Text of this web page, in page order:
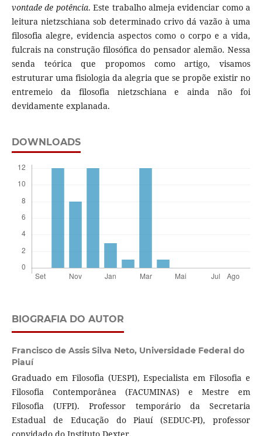
vontade de potência. Este trabalho almeja evidenciar como a
leitura nietzschiana sob determinado crivo dá vazão à uma
filosofia alegre, evidencia aspectos como o corpo e a vida,
fulcrais na construção filosófica do pensador alemão. Nessa
senda teórica que propomos como artigo, visamos
estruturar uma fisiologia da alegria que se propõe existir no
entremeio da filosofia nietzschiana e ainda não foi
devidamente explanada.
DOWNLOADS
BIOGRAFIA DO AUTOR
Francisco de Assis Silva Neto, Universidade Federal do
Piauí
Graduado em Filosofia (UESPI), Especialista em Filosofia e
Filosofia Contemporânea (FACUMINAS) e Mestre em
Filosofia (UFPI). Professor temporário da Secretaria
Estadual de Educação do Piauí (SEDUC-PI), professor